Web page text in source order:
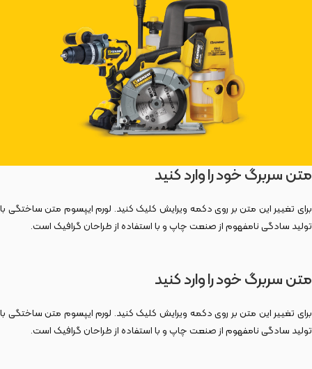
متن سربرگ خود را وارد کنید
برای تغییر این متن بر روی دکمه ویرایش کلیک کنید. لورم ایپسوم متن ساختگی با
تولید سادگی نامفهوم از صنعت چاپ و با استفاده از طراحان گرافیک است.
متن سربرگ خود را وارد کنید
برای تغییر این متن بر روی دکمه ویرایش کلیک کنید. لورم ایپسوم متن ساختگی با
تولید سادگی نامفهوم از صنعت چاپ و با استفاده از طراحان گرافیک است.